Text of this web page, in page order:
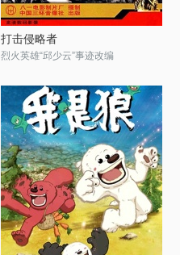
打击侵略者
烈火英雄“邱少云”事迹改编